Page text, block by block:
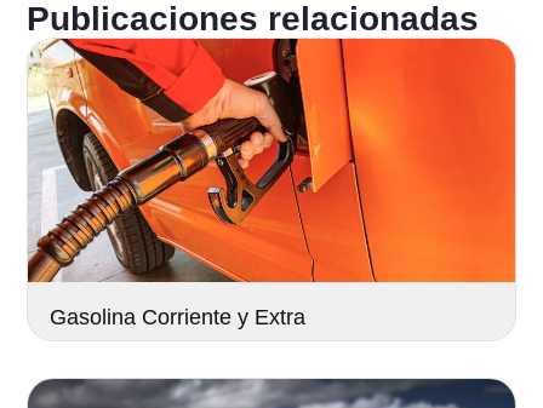
Publicaciones relacionadas
Gasolina Corriente y Extra